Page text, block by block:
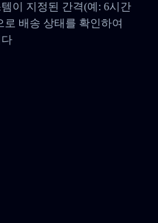
이 지정된 간격(예: 6시간
배송 상태를 확인하여